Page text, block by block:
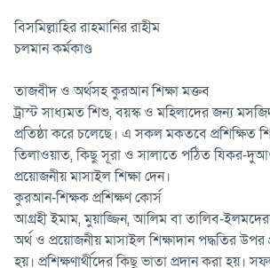
যাকাত ক্যালকুলেটর
বিসমিল্লাহির রাহমানির রাহীম
চলমান কর্মকাণ্ড
তাজবীদ ও অর্থসহ কুরআন শিক্ষা মক্তব
ট্রাস্ট সাধ্যমত শিশু, বয়স্ক ও মহিলাদের জন্য
প্রতিষ্ঠা করে চলেছে। এ সকল মকতবে প্রশিক্ষিত
তিলাওয়াত, কিছু সূরা ও সালাতে পঠিত যিকর-
প্রয়োজনীয় মাসাইল শিক্ষা দেন।
কুরআন-শিক্ষক প্রশিক্ষণ কোর্স
আগ্রহী ইমাম, মুয়াজ্জিন, আলিম বা তালিব-
অর্থ ও প্রয়োজনীয় মাসাইল শিক্ষাদান পদ্ধতির উপর
হয়। প্রশিক্ষণার্থীদের কিছু ভাতা প্রদান করা হয়।